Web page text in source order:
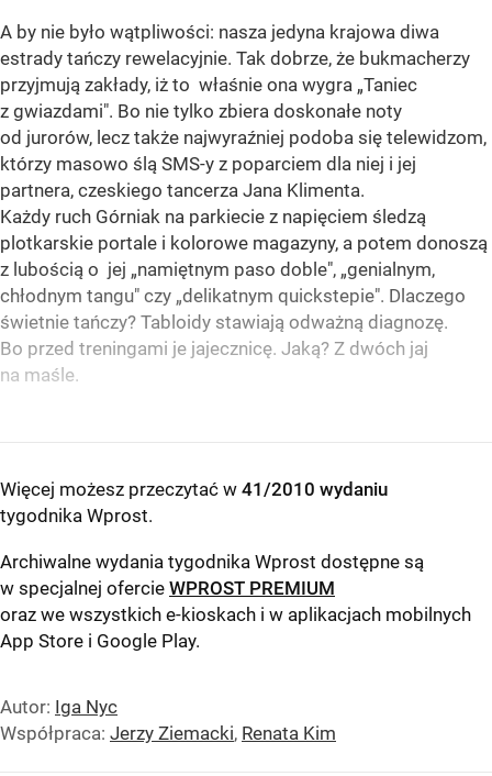
A by nie było wątpliwości: nasza jedyna krajowa diwa
estrady tańczy rewelacyjnie. Tak dobrze, że bukmacherzy
przyjmują zakłady, iż to właśnie ona wygra „Taniec
z gwiazdami". Bo nie tylko zbiera doskonałe noty
od jurorów, lecz także najwyraźniej podoba się telewidzom,
którzy masowo ślą SMS-y z poparciem dla niej i jej
partnera, czeskiego tancerza Jana Klimenta.
Każdy ruch Górniak na parkiecie z napięciem śledzą
plotkarskie portale i kolorowe magazyny, a potem donoszą
z lubością o jej „namiętnym paso doble", „genialnym,
chłodnym tangu" czy „delikatnym quickstepie". Dlaczego
świetnie tańczy? Tabloidy stawiają odważną diagnozę.
Bo przed treningami je jajecznicę. Jaką? Z dwóch jaj
na maśle.
Więcej możesz przeczytać w 41/2010 wydaniu
tygodnika Wprost.
Archiwalne wydania tygodnika Wprost dostępne są
w specjalnej ofercie WPROST PREMIUM
oraz we wszystkich e-kioskach i w aplikacjach mobilnych
App Store i Google Play.
Autor: Iga Nyc
Współpraca: Jerzy Ziemacki, Renata Kim